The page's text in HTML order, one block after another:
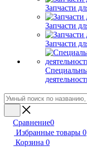
Запчасти
Запчасти
Запчасти
Сравнение0
Избранные товары 0
Корзина 0